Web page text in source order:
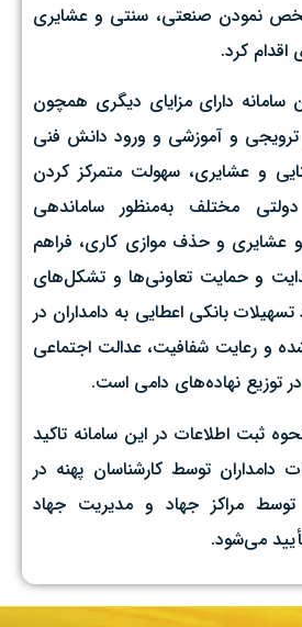
نمودن صنعتی، سنتی و عشایری
کرد.
دارای مزایای دیگری همچون
ترویجی و آموزشی و ورود دانش فنی
و عشایری، سهولت متمرکز کردن
مختلف به‌منظور ساماندهی
عشایری و حذف موازی کاری، فراهم
و حمایت تعاونی‌ها و تشکل‌های
بانکی اعطایی به دامداران در
و رعایت شفافیت، عدالت اجتماعی
توزیع نهاده‌های دامی است.
ثبت اطلاعات در این سامانه تاکید
دامداران توسط کارشناسان پهنه در
توسط مراکز جهاد و مدیریت جهاد
می‌شود.